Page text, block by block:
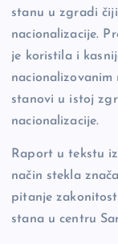
stanu u zgradi
nacionalizacije.
je koristila i
stanovi u istoj
nacionalizacije.
Raport u tekstu
način stekla
pitanje
stana u centru